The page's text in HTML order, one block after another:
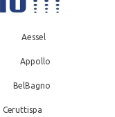
Aessel
Appollo
BelBagno
Ceruttispa